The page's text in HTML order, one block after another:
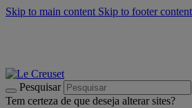
Skip to main content Skip to footer content
Pesquisar
Tem certeza de que deseja alterar sites?